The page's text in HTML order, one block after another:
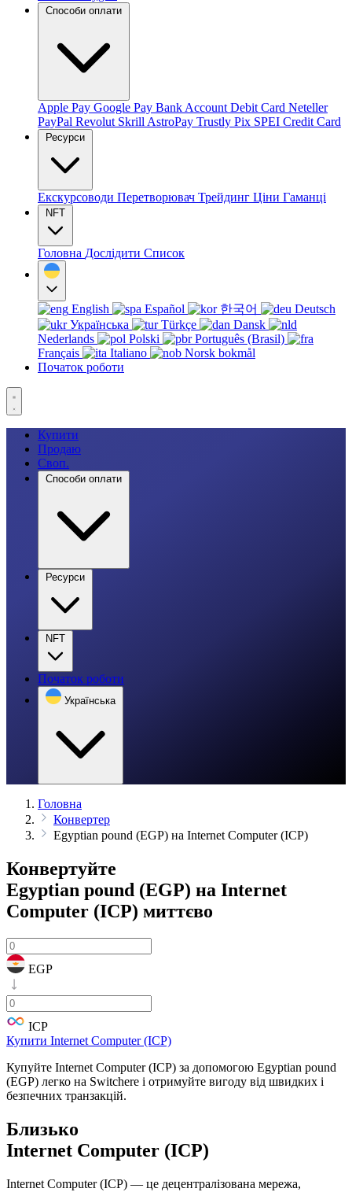
Способи оплати
Apple Pay Google Pay Bank Account Debit Card Neteller
PayPal Revolut Skrill AstroPay Trustly Pix SPEI Credit Card
Ресурси
Екскурсоводи Перетворювач Трейдинг Ціни Гаманці
NFT
Головна Дослідити Список
English Español 한국어
Deutsch
Українська
Türkçe
Dansk
Nederlands
Polski
Português (Brasil)
Français
Italiano
Norsk bokmål
Початок роботи
Купити
Продаю
Своп.
Способи оплати
Ресурси
NFT
Початок роботи
Українська
Головна
Конвертер
Egyptian pound (EGP) на Internet Computer (ICP)
Конвертуйте
Egyptian pound (EGP) на Internet
Computer (ICP) миттєво
EGP
ICP
Купити Internet Computer (ICP)
Купуйте Internet Computer (ICP) за допомогою Egyptian pound
(EGP) легко на Switchere і отримуйте вигоду від швидких і
безпечних транзакцій.
Близько
Internet Computer (ICP)
Internet Computer (ICP) — це децентралізована мережа,